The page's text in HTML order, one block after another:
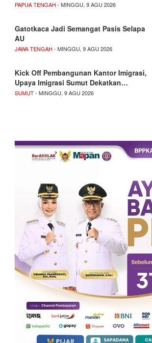
PAPUA TENGAH - MINGGU, 9 AGU 2026
Gatotkaca Jadi Semangat Pasis Selapa
AU
JAWA TENGAH - MINGGU, 9 AGU 2026
Kick Off Pembangunan Kantor Imigrasi,
Upaya Imigrasi Sumut Dekatkan…
SUMUT- MINGGU, 9 AGU 2026